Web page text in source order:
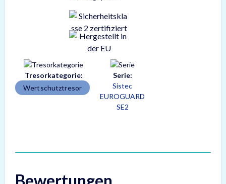
Tresorkategorie:
Wertschutztresor
Serie:
Sistec
EUROGUARD
SE2